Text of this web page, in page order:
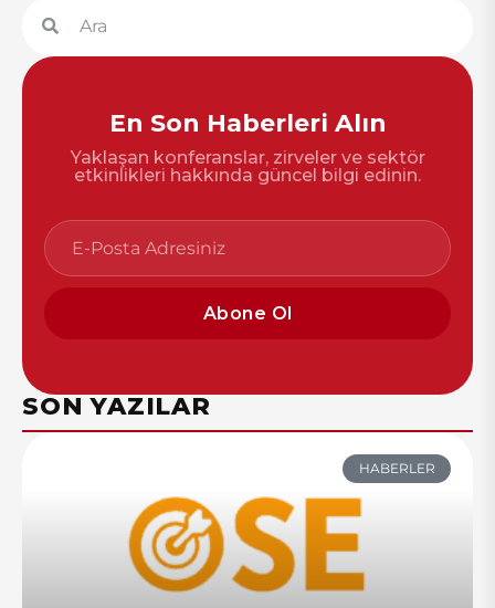
En Son Haberleri Alın
Yaklaşan konferanslar, zirveler ve sektör
etkinlikleri hakkında güncel bilgi edinin.
Abone Ol
SON YAZILAR
HABERLER